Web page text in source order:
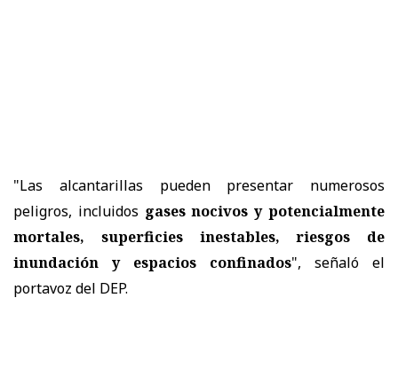
"Las alcantarillas pueden presentar numerosos
peligros, incluidos gases nocivos y potencialmente
mortales, superficies inestables, riesgos de
inundación y espacios confinados", señaló el
portavoz del DEP.